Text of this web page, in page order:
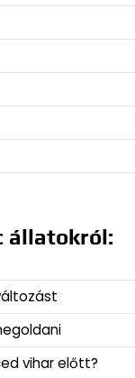
állatokról:
vihar előtt?